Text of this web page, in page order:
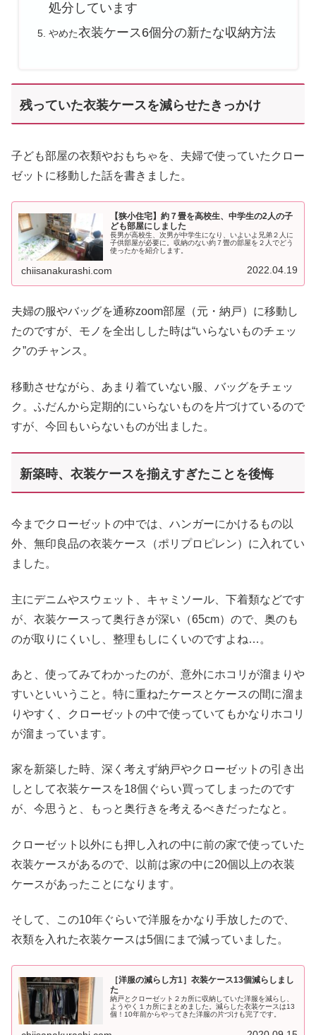
処分しています
やめた衣装ケース6個分の新たな収納方法
残っていた衣装ケースを減らせたきっかけ
子ども部屋の衣類やおもちゃを、夫婦で使っていたクロー
ゼットに移動した話を書きました。
【狭小住宅】約７畳を高校生、中学生の2人の子
ども部屋にしました
長男が高校生、次男が中学生になり、いよいよ兄弟２人に
子供部屋が必要に。収納のない約７畳の部屋を２人でどう
使ったかを紹介します。
chiisanakurashi.com 2022.04.19
夫婦の服やバッグを通称zoom部屋（元・納戸）に移動し
たのですが、モノを全出しした時は“いらないものチェッ
ク”のチャンス。
移動させながら、あまり着ていない服、バッグをチェッ
ク。ふだんから定期的にいらないものを片づけているので
すが、今回もいらないものが出ました。
新築時、衣装ケースを揃えすぎたことを後悔
今までクローゼットの中では、ハンガーにかけるもの以
外、無印良品の衣装ケース（ポリプロピレン）に入れてい
ました。
主にデニムやスウェット、キャミソール、下着類などです
が、衣装ケースって奥行きが深い（65cm）ので、奥のも
のが取りにくいし、整理もしにくいのですよね…。
あと、使ってみてわかったのが、意外にホコリが溜まりや
すいといいうこと。特に重ねたケースとケースの間に溜ま
りやすく、クローゼットの中で使っていてもかなりホコリ
が溜まっています。
家を新築した時、深く考えず納戸やクローゼットの引き出
しとして衣装ケースを18個ぐらい買ってしまったのです
が、今思うと、もっと奥行きを考えるべきだったなと。
クローゼット以外にも押し入れの中に前の家で使っていた
衣装ケースがあるので、以前は家の中に20個以上の衣装
ケースがあったことになります。
そして、この10年ぐらいで洋服をかなり手放したので、
衣類を入れた衣装ケースは5個にまで減っていました。
［洋服の減らし方1］衣装ケース13個減らしまし
た
納戸とクローゼット２カ所に収納していた洋服を減らし、
ようやく１カ所にまとめました。減らした衣装ケースは13
個！10年前からやってきた洋服の片づけも完了です。